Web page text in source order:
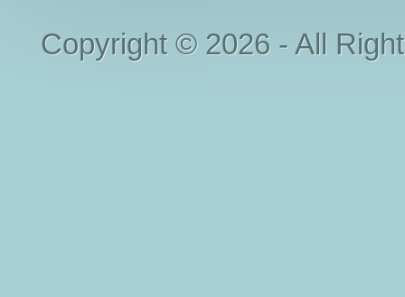
Copyright © 2026 - All